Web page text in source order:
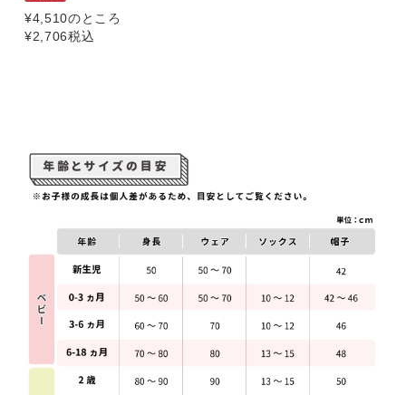
¥4,510のところ
¥2,706税込